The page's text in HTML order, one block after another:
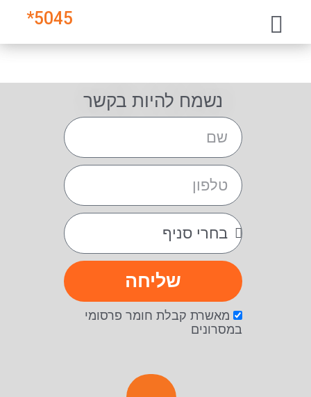
5045
*
נשמח להיות בקשר
מאשרת קבלת חומר פרסומי
במסרונים
שליחה